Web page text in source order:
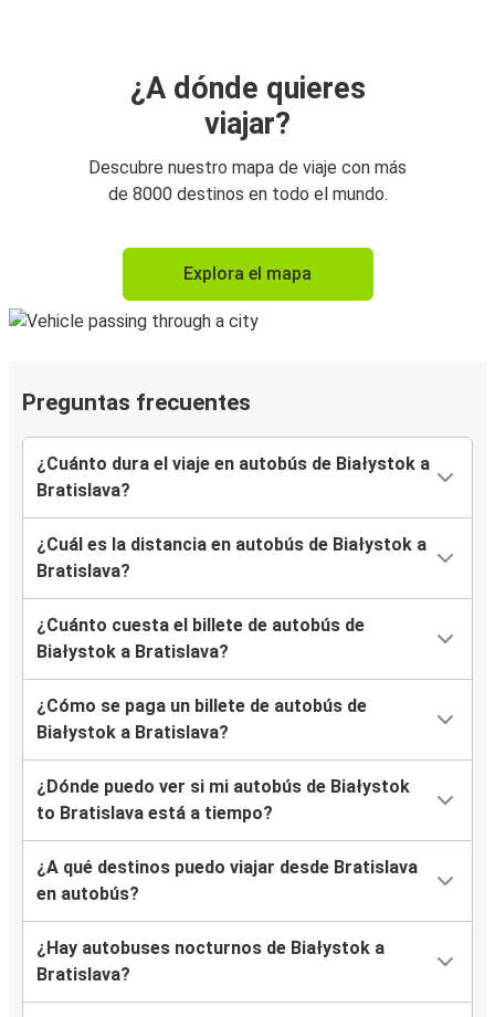
¿A dónde quieres
viajar?
Descubre nuestro mapa de viaje con más
de 8000 destinos en todo el mundo.
Explora el mapa
Preguntas frecuentes
¿Cuánto dura el viaje en autobús de Białystok a
Bratislava?
¿Cuál es la distancia en autobús de Białystok a
Bratislava?
¿Cuánto cuesta el billete de autobús de
Białystok a Bratislava?
¿Cómo se paga un billete de autobús de
Białystok a Bratislava?
¿Dónde puedo ver si mi autobús de Białystok
to Bratislava está a tiempo?
¿A qué destinos puedo viajar desde Bratislava
en autobús?
¿Hay autobuses nocturnos de Białystok a
Bratislava?